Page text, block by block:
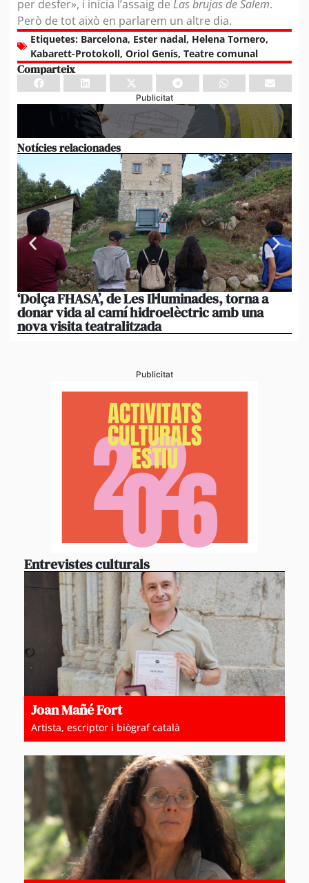
per desfer», i inicia l’assaig de Las brujas de Salem.
Però de tot això en parlarem un altre dia.
Etiquetes: Barcelona, Ester nadal, Helena Tornero,
Kabarett-Protokoll, Oriol Genís, Teatre comunal
Comparteix
Publicitat
Notícies relacionades
‘Dolça FHASA’, de Les Il·luminades, torna a
donar vida al camí hidroelèctric amb una
nova visita teatralitzada
Publicitat
Entrevistes culturals
Joan Mañé Fort
Artista, escriptor i biògraf català